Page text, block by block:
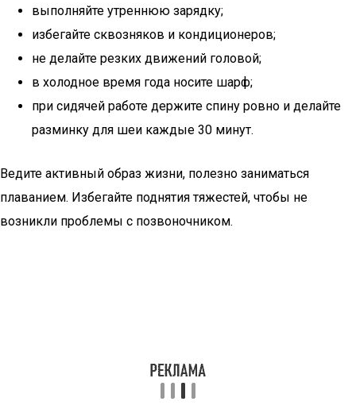
выполняйте утреннюю зарядку;
избегайте сквозняков и кондиционеров;
не делайте резких движений головой;
в холодное время года носите шарф;
при сидячей работе держите спину ровно и делайте
разминку для шеи каждые 30 минут.
Ведите активный образ жизни, полезно заниматься
плаванием. Избегайте поднятия тяжестей, чтобы не
возникли проблемы с позвоночником.